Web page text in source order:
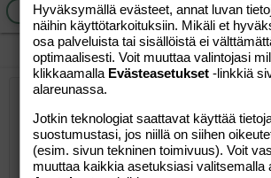
Ilmoita asiaton viesti
Järjestämätön
Suurenna
Fontin koko
9
10
Tekstiväri
KirjasintyyliArial
Book Antiqua
YliviivaaAlleviivattu
Rivinsisäinen
Tasaus Tasaa vasemmalle
Keskitä
Paragraph format
Normal
Heading 1
LainausLisää video/media
Lisää taulukko
Insert horizontal line
SpoilerKoodi
Tee uudelleen
BBCode-näkymä
Poista muotoilu
LuonnoksetTallenna luonnos
Poista luonnos
Kirjoita vastaus...
Hyväksymällä evästeet, annat luvan
näihin käyttötarkoituksiin. Mikäli et
osa palveluista tai sisällöistä ei
optimaalisesti. Voit muuttaa valintojasi
klikkaamalla Evästeasetukset -linkkiä
alareunassa.
Jotkin teknologiat saattavat käyttää
suostumustasi, jos niillä on siihen
(esim. sivun tekninen toimivuus). Voit
muuttaa kaikkia asetuksiasi valitsemalla